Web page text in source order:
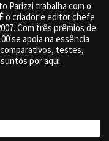
Parizzi trabalha com o
o criador e editor chefe
Com três prêmios de
se apoia na essência
testes,
por aqui.